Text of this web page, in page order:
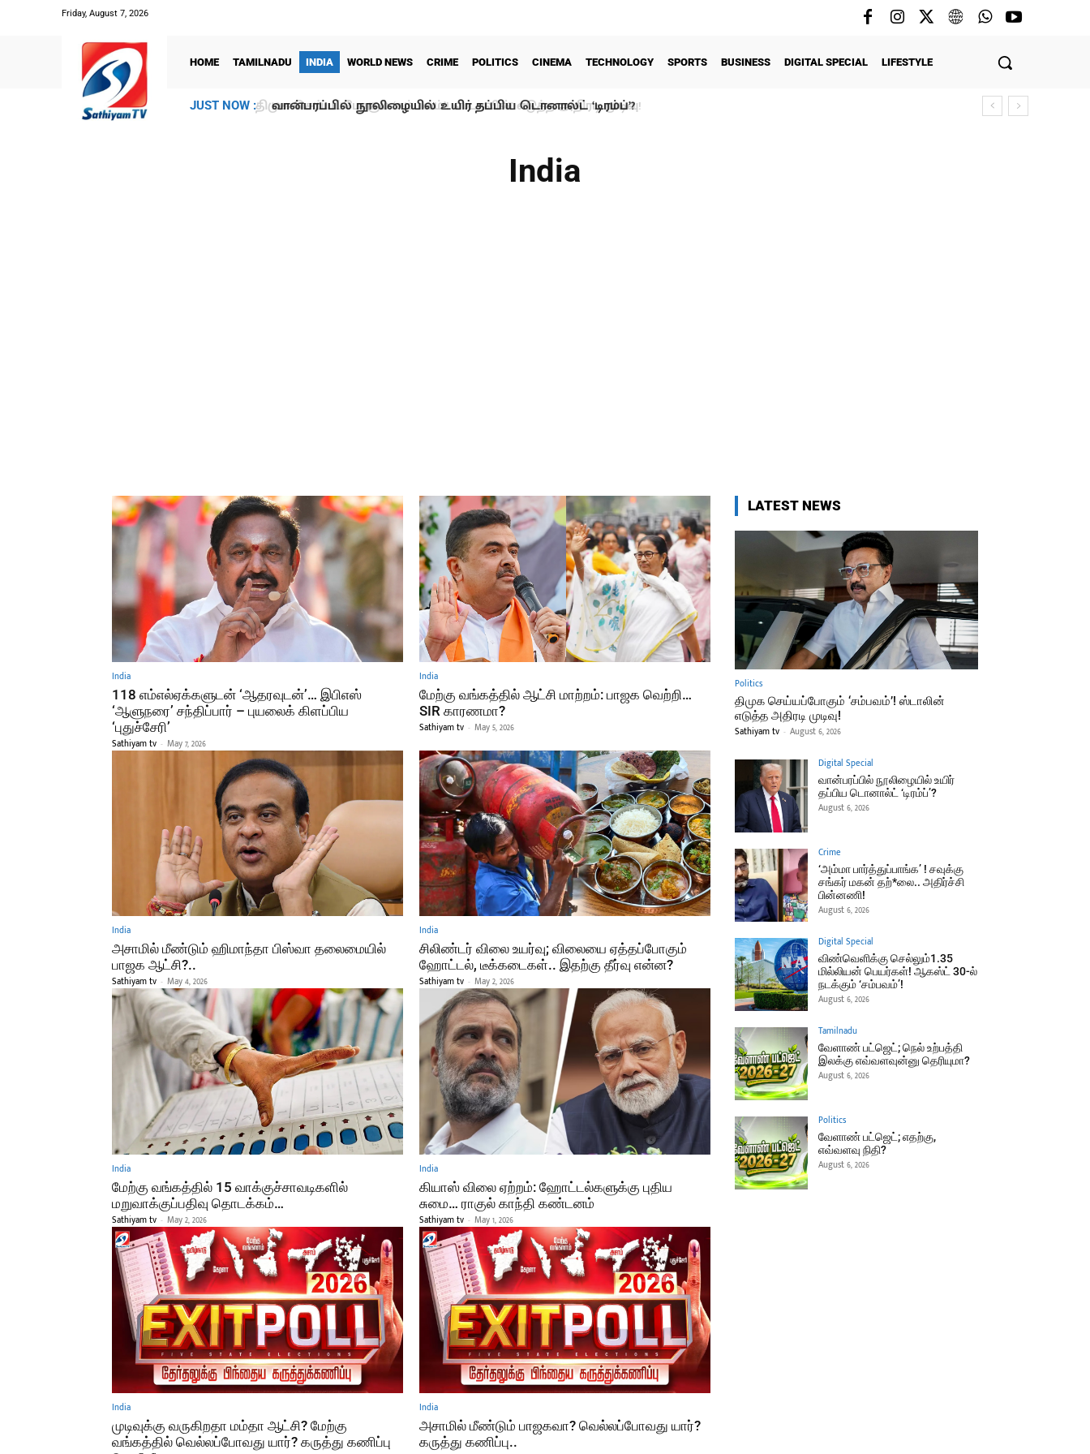
Friday, August 7, 2026
HOME TAMILNADU INDIA WORLD NEWS CRIME POLITICS CINEMA TECHNOLOGY SPORTS BUSINESS DIGITAL SPECIAL LIFESTYLE
JUST NOW : வான்பரப்பில் நூலிழையில் உயிர் தப்பிய டொனால்ட் ‘டிரம்ப்’?
India
India
118 எம்எல்ஏக்களுடன் ‘ஆதரவுடன்’… இபிஎஸ்
‘ஆளுநரை’ சந்திப்பார் – புயலைக் கிளப்பிய
‘புதுச்சேரி’
Sathiyam tv - May 7, 2026
India
மேற்கு வங்கத்தில் ஆட்சி மாற்றம்: பாஜக வெற்றி…
SIR காரணமா?
Sathiyam tv - May 5, 2026
India
அசாமில் மீண்டும் ஹிமாந்தா பிஸ்வா தலைமையில்
பாஜக ஆட்சி?..
Sathiyam tv - May 4, 2026
India
சிலிண்டர் விலை உயர்வு; விலையை ஏத்தப்போகும்
ஹோட்டல், டீக்கடைகள்.. இதற்கு தீர்வு என்ன?
Sathiyam tv - May 2, 2026
India
மேற்கு வங்கத்தில் 15 வாக்குச்சாவடிகளில்
மறுவாக்குப்பதிவு தொடக்கம்…
Sathiyam tv - May 2, 2026
India
கியாஸ் விலை ஏற்றம்: ஹோட்டல்களுக்கு புதிய
சுமை… ராகுல் காந்தி கண்டனம்
Sathiyam tv - May 1, 2026
India
முடிவுக்கு வருகிறதா மம்தா ஆட்சி? மேற்கு
வங்கத்தில் வெல்லப்போவது யார்? கருத்து கணிப்பு
India
அசாமில் மீண்டும் பாஜகவா? வெல்லப்போவது யார்?
கருத்து கணிப்பு..
LATEST NEWS
Politics
திமுக செய்யப்போகும் ‘சம்பவம்’! ஸ்டாலின்
எடுத்த அதிரடி முடிவு!
Sathiyam tv - August 6, 2026
Digital Special
வான்பரப்பில் நூலிழையில் உயிர்
தப்பிய டொனால்ட் ‘டிரம்ப்’?
August 6, 2026
Crime
‘அம்மா பார்த்துப்பாங்க’ ! சவுக்கு
சங்கர் மகன் தற்*லை.. அதிர்ச்சி
பின்னணி!
August 6, 2026
Digital Special
விண்வெளிக்கு செல்லும்1.35
மில்லியன் பெயர்கள்! ஆகஸ்ட் 30-ல்
நடக்கும் ‘சம்பவம்’!
August 6, 2026
Tamilnadu
வேளாண் பட்ஜெட்; நெல் உற்பத்தி
இலக்கு எவ்வளவுன்னு தெரியுமா?
August 6, 2026
Politics
வேளாண் பட்ஜெட்; எதற்கு,
எவ்வளவு நிதி?
August 6, 2026